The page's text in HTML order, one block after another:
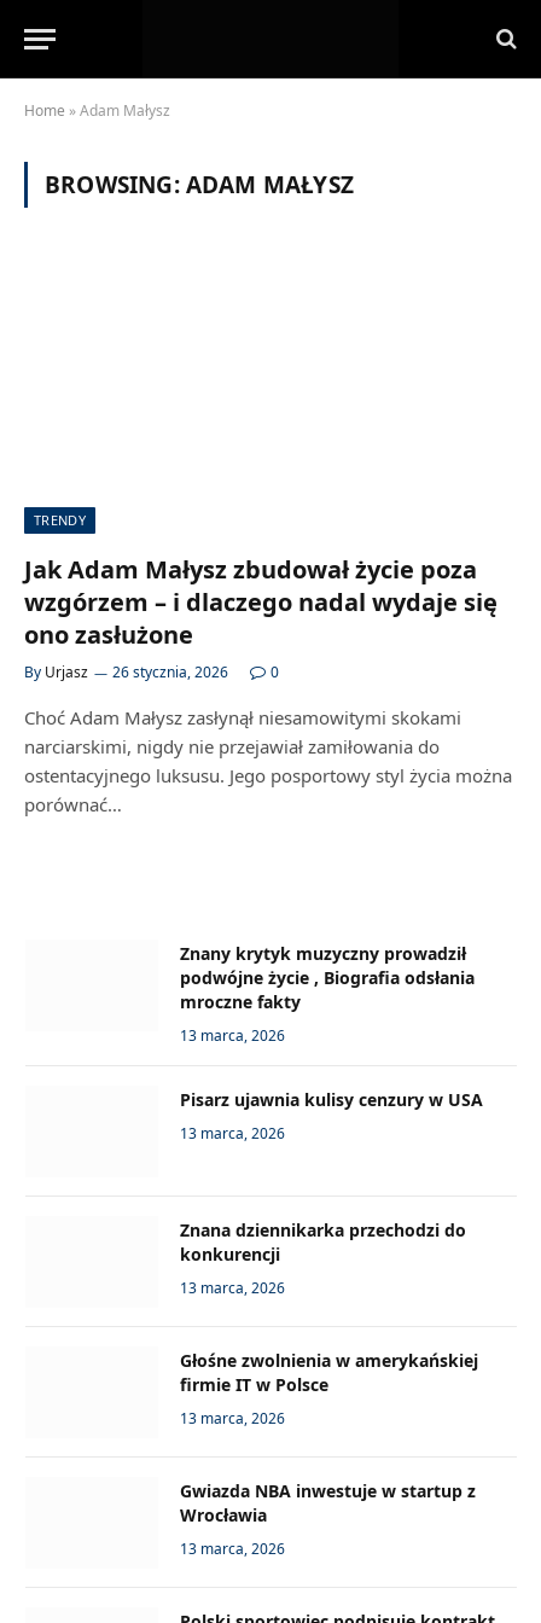
Home »Adam Małysz
BROWSING:ADAM MAŁYSZ
TRENDY
Jak Adam Małysz zbudował życie poza
wzgórzem – i dlaczego nadal wydaje się
ono zasłużone
By Urjasz 26 stycznia, 2026 0
Choć Adam Małysz zasłynął niesamowitymi skokami
narciarskimi, nigdy nie przejawiał zamiłowania do
ostentacyjnego luksusu. Jego posportowy styl życia można
porównać…
Znany krytyk muzyczny prowadził
podwójne życie , Biografia odsłania
mroczne fakty
13 marca, 2026
Pisarz ujawnia kulisy cenzury w USA
13 marca, 2026
Znana dziennikarka przechodzi do
konkurencji
13 marca, 2026
Głośne zwolnienia w amerykańskiej
firmie IT w Polsce
13 marca, 2026
Gwiazda NBA inwestuje w startup z
Wrocławia
13 marca, 2026